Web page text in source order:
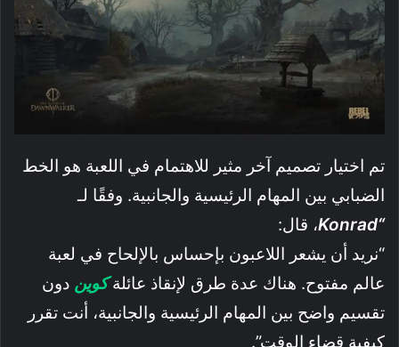
تم اختيار تصميم آخر مثير للاهتمام في اللعبة هو الخط
الضبابي بين المهام الرئيسية والجانبية. وفقًا لـ
“
Konrad، قال:
“نريد أن يشعر اللاعبون بإحساس بالإلحاح في لعبة
عالم مفتوح. هناك عدة طرق لإنقاذ عائلةكوين دون
تقسيم واضح بين المهام الرئيسية والجانبية، أنت تقرر
كيفية قضاء الوقت”.